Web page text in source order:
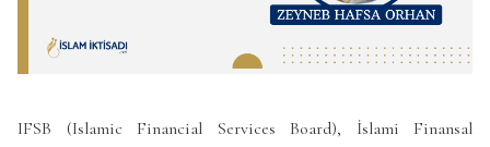
IFSB (Islamic Financial Services Board), İslami Finansal